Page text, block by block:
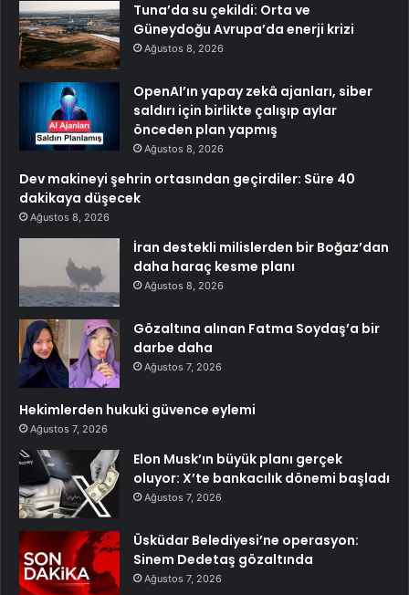
Tuna’da su çekildi: Orta ve
Güneydoğu Avrupa’da enerji krizi
Ağustos 8, 2026
OpenAI’ın yapay zekâ ajanları, siber
saldırı için birlikte çalışıp aylar
önceden plan yapmış
Ağustos 8, 2026
Dev makineyi şehrin ortasından geçirdiler: Süre 40
dakikaya düşecek
Ağustos 8, 2026
İran destekli milislerden bir Boğaz’dan
daha haraç kesme planı
Ağustos 8, 2026
Gözaltına alınan Fatma Soydaş’a bir
darbe daha
Ağustos 7, 2026
Hekimlerden hukuki güvence eylemi
Ağustos 7, 2026
Elon Musk’ın büyük planı gerçek
oluyor: X’te bankacılık dönemi başladı
Ağustos 7, 2026
Üsküdar Belediyesi’ne operasyon:
Sinem Dedetaş gözaltında
Ağustos 7, 2026